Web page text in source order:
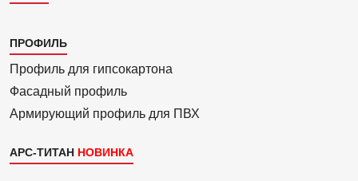
Каталог
3
ПРОФИЛЬ
Профиль для гипсо­картона
Фасадный профиль
Армиру­ю­щий профиль для ПВХ
АРС-ТИТАН